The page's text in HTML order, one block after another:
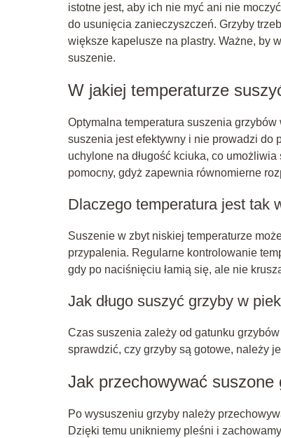
istotne jest, aby ich nie myć ani nie
do usunięcia zanieczyszczeń. Grzyby
większe kapelusze na plastry. Ważne, by
suszenie.
W jakiej temperaturze
Optymalna temperatura suszenia grzybów
suszenia jest efektywny i nie prowadzi do
uchylone na długość kciuka, co
pomocny, gdyż zapewnia równomierne
Dlaczego temperatura jest tak
Suszenie w zbyt niskiej temperaturze
przypalenia. Regularne kontrolowanie
gdy po naciśnięciu łamią się, ale nie
Jak długo suszyć grzyby w
Czas suszenia zależy od gatunku
sprawdzić, czy grzyby są gotowe, należy
Jak przechowywać suszone
Po wysuszeniu grzyby należy
Dzięki temu unikniemy pleśni i